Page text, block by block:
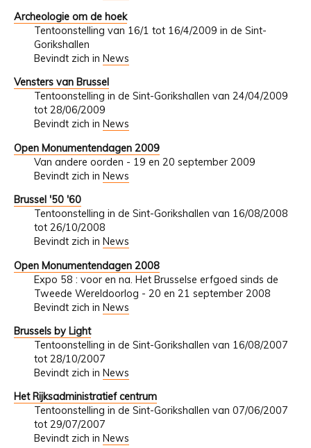
Archeologie om de hoek
Tentoonstelling van 16/1 tot 16/4/2009 in de Sint-
Gorikshallen
Bevindt zich in News
Vensters van Brussel
Tentoonstelling in de Sint-Gorikshallen van 24/04/2009
tot 28/06/2009
Bevindt zich in News
Open Monumentendagen 2009
Van andere oorden - 19 en 20 september 2009
Bevindt zich in News
Brussel '50 '60
Tentoonstelling in de Sint-Gorikshallen van 16/08/2008
tot 26/10/2008
Bevindt zich in News
Open Monumentendagen 2008
Expo 58 : voor en na. Het Brusselse erfgoed sinds de
Tweede Wereldoorlog - 20 en 21 september 2008
Bevindt zich in News
Brussels by Light
Tentoonstelling in de Sint-Gorikshallen van 16/08/2007
tot 28/10/2007
Bevindt zich in News
Het Rijksadministratief centrum
Tentoonstelling in de Sint-Gorikshallen van 07/06/2007
tot 29/07/2007
Bevindt zich in News